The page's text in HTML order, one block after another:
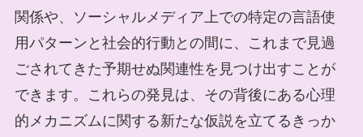
関係や、ソーシャルメディア上での特定の言語使
用パターンと社会的行動との間に、これまで見過
ごされてきた予期せぬ関連性を見つけ出すことが
できます。これらの発見は、その背後にある心理
的メカニズムに関する新たな仮説を立てるきっか